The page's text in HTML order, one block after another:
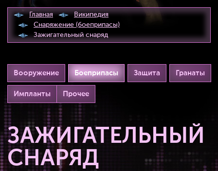
Главная
Википедия
Снаряжение (боеприпасы)
Зажигательный снаряд
Вооружение Боеприпасы Защита Гранаты
Импланты Прочее
ЗАЖИГАТЕЛЬНЫЙ
СНАРЯД